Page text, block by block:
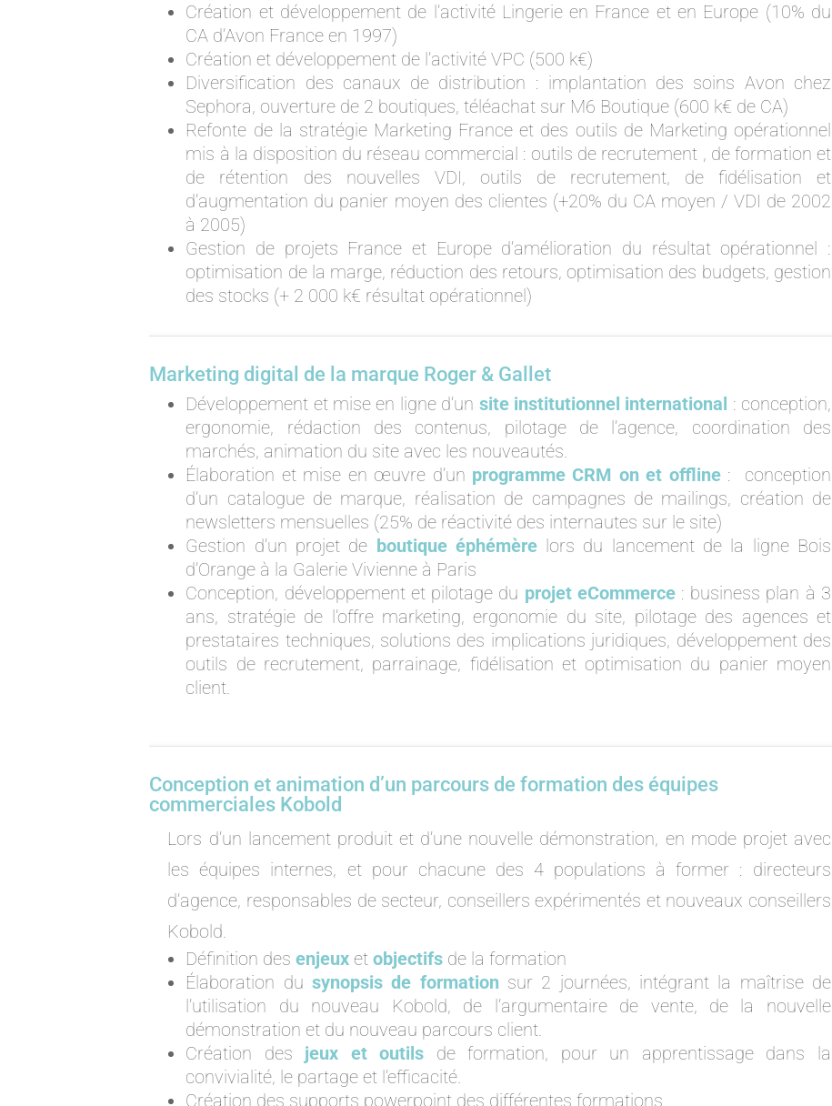
Création et développement de l’activité Lingerie en France et en Europe (10% du
CA d’Avon France en 1997)
Création et développement de l’activité VPC (500 k€)
Diversification des canaux de distribution : implantation des soins Avon chez
Sephora, ouverture de 2 boutiques, téléachat sur M6 Boutique (600 k€ de CA)
Refonte de la stratégie Marketing France et des outils de Marketing opérationnel
mis à la disposition du réseau commercial : outils de recrutement , de formation et
de rétention des nouvelles VDI, outils de recrutement, de fidélisation et
d’augmentation du panier moyen des clientes (+20% du CA moyen / VDI de 2002
à 2005)
Gestion de projets France et Europe d’amélioration du résultat opérationnel :
optimisation de la marge, réduction des retours, optimisation des budgets, gestion
des stocks (+ 2 000 k€ résultat opérationnel)
Marketing digital de la marque Roger & Gallet
Développement et mise en ligne d’un site institutionnel international : conception,
ergonomie, rédaction des contenus, pilotage de l’agence, coordination des
marchés, animation du site avec les nouveautés.
Élaboration et mise en œuvre d’un programme CRM on et offline: conception
d’un catalogue de marque, réalisation de campagnes de mailings, création de
newsletters mensuelles (25% de réactivité des internautes sur le site)
Gestion d’un projet de boutique éphémèrelors du lancement de la ligne Bois
d’Orange à la Galerie Vivienne à Paris
Conception, développement et pilotage du projet eCommerce: business plan à 3
ans, stratégie de l’offre marketing, ergonomie du site, pilotage des agences et
prestataires techniques, solutions des implications juridiques, développement des
outils de recrutement, parrainage, fidélisation et optimisation du panier moyen
client.
Conception et animation d’un parcours de formation des équipes
commerciales Kobold
Lors d’un lancement produit et d’une nouvelle démonstration, en mode projet avec
les équipes internes, et pour chacune des 4 populations à former : directeurs
d’agence, responsables de secteur, conseillers expérimentés et nouveaux conseillers
Kobold.
Définition desenjeux etobjectifs de la formation
Élaboration dusynopsis de formation sur 2 journées, intégrant la maîtrise de
l’utilisation du nouveau Kobold, de l’argumentaire de vente, de la nouvelle
démonstration et du nouveau parcours client.
Création des jeux et outils de formation, pour un apprentissage dans la
convivialité, le partage et l’efficacité.
Création des supports powerpoint des différentes formations